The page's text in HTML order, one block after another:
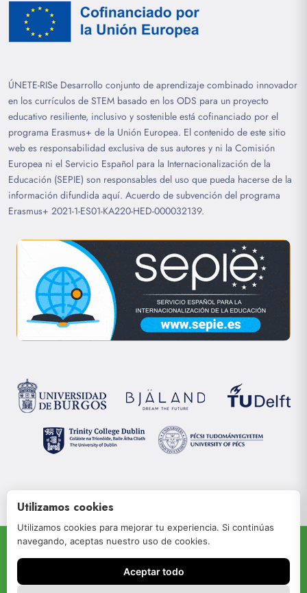
ÚNETE-RISe Desarrollo conjunto de aprendizaje combinado innovador
en los currículos de STEM basado en los ODS para un proyecto
educativo resiliente, inclusivo y sostenible está cofinanciado por el
programa Erasmus+ de la Unión Europea. El contenido de este sitio
web es responsabilidad exclusiva de sus autores y ni la Comisión
Europea ni el Servicio Español para la Internacionalización de la
Educación (SEPIE) son responsables del uso que pueda hacerse de la
información difundida aquí. Acuerdo de subvención del programa
Erasmus+ 2021-1-ES01-KA220-HED-000032139.
Utilizamos cookies
Utilizamos cookies para mejorar tu experiencia. Si continúas
navegando, aceptas nuestro uso de cookies.
Aceptar todo